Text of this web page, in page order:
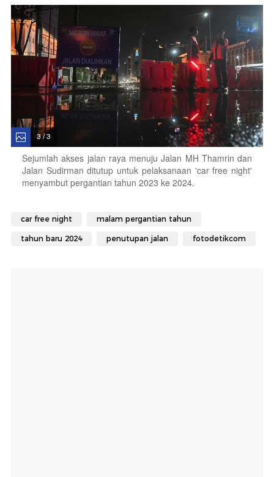
3 / 3
Sejumlah akses jalan raya menuju Jalan MH Thamrin dan
Jalan Sudirman ditutup untuk pelaksanaan 'car free night'
menyambut pergantian tahun 2023 ke 2024.
car free night malam pergantian tahun
tahun baru 2024 penutupan jalan fotodetikcom